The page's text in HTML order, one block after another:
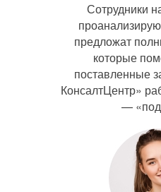
Сотрудники
предложат
которые
поставленные
КонсалтЦентр»
—